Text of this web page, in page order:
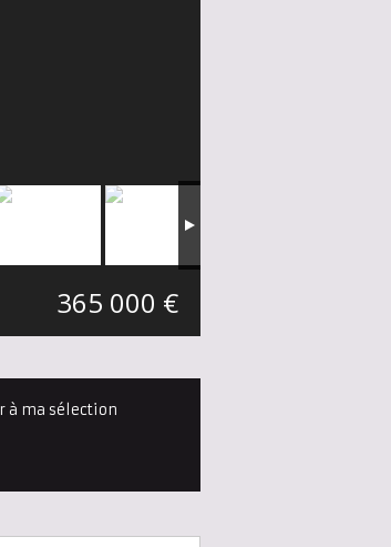
365 000 €
à ma sélection